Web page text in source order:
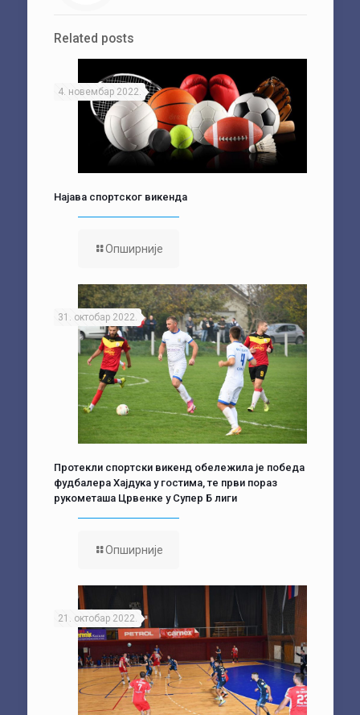
Related posts
4. новембар 2022.
Најава спортског викенда
Опширније
31. октобар 2022.
Протекли спортски викенд обележила је победа
фудбалера Хајдука у гостима, те први пораз
рукометаша Црвенке у Супер Б лиги
Опширније
21. октобар 2022.